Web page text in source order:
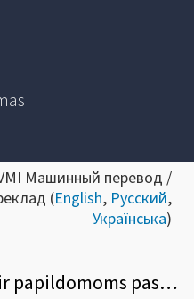
Машинный перевод /
(English, Русский,
Українська)
Kurioms pašto vežimo ir papildomoms paslaugoms taikomas 0 proc. PVM tarifas?